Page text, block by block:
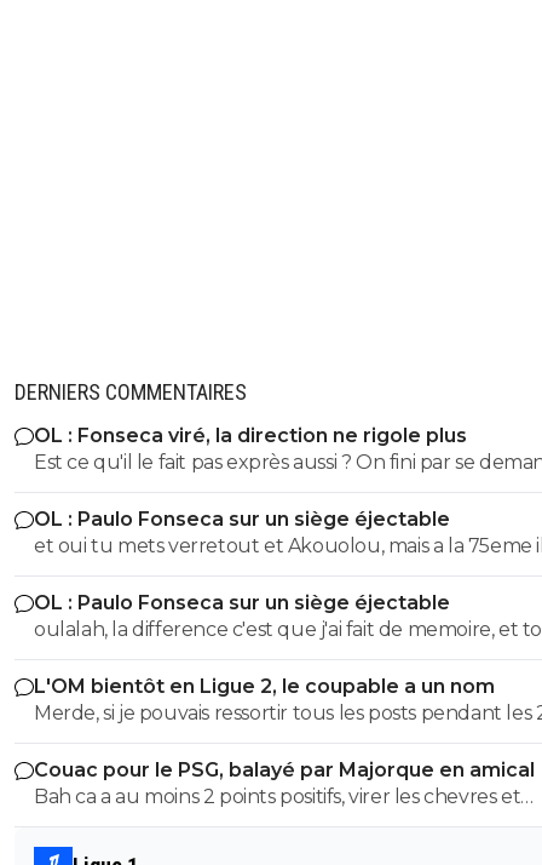
DERNIERS COMMENTAIRES
OL : Fonseca viré, la direction ne rigole plus
Est ce qu'il le fait pas exprès aussi ? On fini par se
Même si on peux se douter que le mercato n'est pas
fait terminé, si on continu comme ca on va droit à la
catastrophe.
OL : Paulo Fonseca sur un siège éjectable
et oui tu mets verretout et Akouolou, mais a la 75eme
sont plus sur le terrain et tu es en position de qualifié
OL : Paulo Fonseca sur un siège éjectable
oulalah, la difference c'est que j'ai fait de memoire, et
été vérifier. 55eme donc 35 au lieu de 25, et 19eme
au lieu de 75, quel mensonge. Avocat, tu serais commis
d'office, un avocat à 2 balles. Et en plus ce n'est pas si
puisqu'au retour il y a eu 7 min de temps additionel
a joué 78 min à 10 Et encore une fois rien a voir de
quand tu dois ne pas encaisser ou que tu dois marquer. Mais
ça tu ne peux pas comprendre puisque tu n'as jamais
L'OM bientôt en Ligue 2, le coupable a un nom
Merde, si je pouvais ressortir tous les posts pendant les
dernieres années ou je denoncais cet imposteur ... et
insultes de ses groupies qui voulaient me faire avaler sa
semence comme eux ...
Couac pour le PSG, balayé par Majorque en amical
Bah ca a au moins 2 points positifs, virer les chevres et
démeloniser les autres, c’est plutot bien vu.